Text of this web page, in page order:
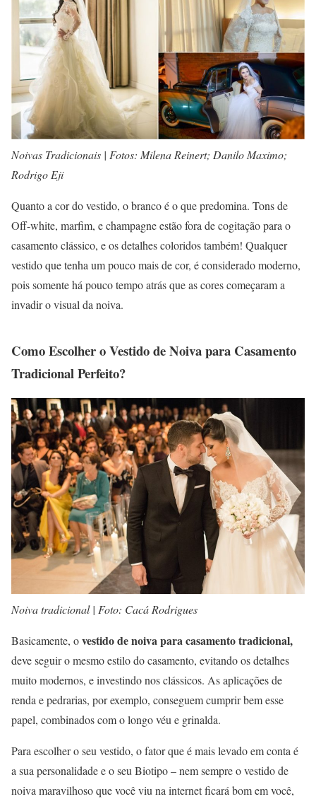
Noivas Tradicionais | Fotos: Milena Reinert; Danilo Maximo;
Rodrigo Eji
Quanto a cor do vestido, o branco é o que predomina. Tons de
Off-white, marfim, e champagne estão fora de cogitação para o
casamento clássico, e os detalhes coloridos também! Qualquer
vestido que tenha um pouco mais de cor, é considerado moderno,
pois somente há pouco tempo atrás que as cores começaram a
invadir o visual da noiva.
Como Escolher o Vestido de Noiva para Casamento
Tradicional Perfeito?
Noiva tradicional | Foto: Cacá Rodrigues
Basicamente, ovestido de noiva para casamento tradicional,
deve seguir o mesmo estilo do casamento, evitando os detalhes
muito modernos, e investindo nos clássicos. As aplicações de
renda e pedrarias, por exemplo, conseguem cumprir bem esse
papel, combinados com o longo véu e grinalda.
Para escolher o seu vestido, o fator que é mais levado em conta é
a sua personalidade e o seu Biotipo – nem sempre o vestido de
noiva maravilhoso que você viu na internet ficará bom em você,